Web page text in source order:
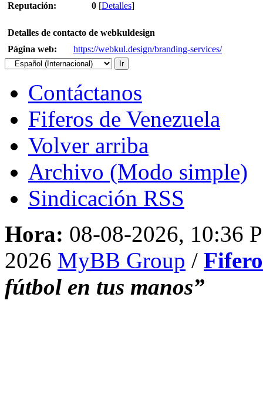
Reputación: 0 [Detalles]
Detalles de contacto de webkuldesign
Página web:
https://webkul.design/branding-services/
Contáctanos
Fiferos de Venezuela
Volver arriba
Archivo (Modo simple)
Sindicación RSS
Hora: 08-08-2026, 10:36
2026 MyBB Group /
fútbol en tus manos”